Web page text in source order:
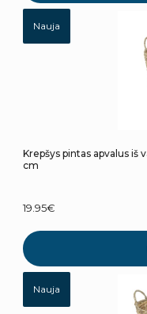
Nauja
Krepšys pintas apvalus iš vandens hiacintų PETRI D37xH32 (38)
cm
19.95€
Nauja